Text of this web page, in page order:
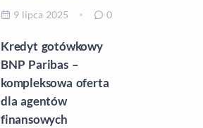
9 lipca 2025 0
Kredyt gotówkowy
BNP Paribas –
kompleksowa oferta
dla agentów
finansowych